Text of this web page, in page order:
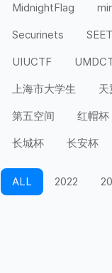
MidnightFlag
Securinets
UIUCTF
上海市大学生
天
第五空间
红帽杯
长城杯
长安杯
ALL 2022